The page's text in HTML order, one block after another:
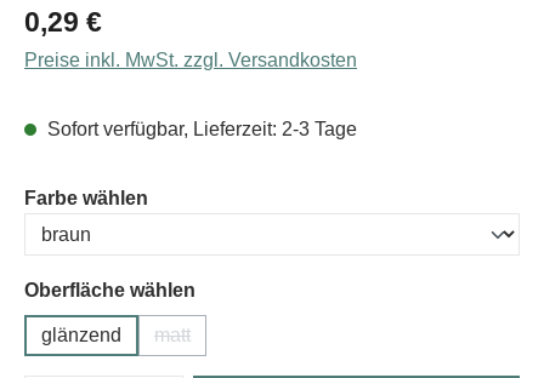
Regulärer Preis:
0,29 €
Preise inkl. MwSt. zzgl. Versandkosten
Sofort verfügbar, Lieferzeit: 2-3 Tage
Farbe wählen
Oberfläche wählen
glänzend matt